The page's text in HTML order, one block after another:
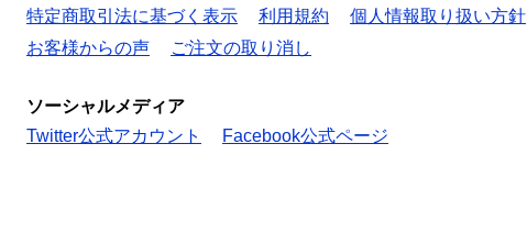
特定商取引法に基づく表示
利用規約 個人情報取り扱い方針
お客様からの声
ご注文の取り消し
ソーシャルメディア
Twitter公式アカウント
Facebook公式ページ